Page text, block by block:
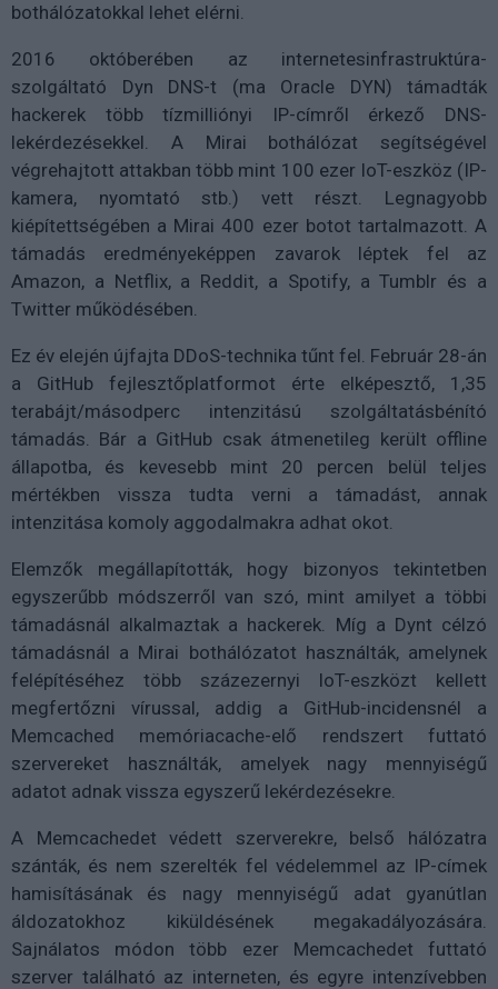
bothálózatokkal lehet elérni.
2016 októberében az internetesinfrastruktúra-
szolgáltató Dyn DNS-t (ma Oracle DYN) támadták
hackerek több tízmilliónyi IP-címről érkező DNS-
lekérdezésekkel. A Mirai bothálózat segítségével
végrehajtott attakban több mint 100 ezer IoT-eszköz (IP-
kamera, nyomtató stb.) vett részt. Legnagyobb
kiépítettségében a Mirai 400 ezer botot tartalmazott. A
támadás eredményeképpen zavarok léptek fel az
Amazon, a Netflix, a Reddit, a Spotify, a Tumblr és a
Twitter működésében.
Ez év elején újfajta DDoS-technika tűnt fel. Február 28-án
a GitHub fejlesztőplatformot érte elképesztő, 1,35
terabájt/másodperc intenzitású szolgáltatásbénító
támadás. Bár a GitHub csak átmenetileg került offline
állapotba, és kevesebb mint 20 percen belül teljes
mértékben vissza tudta verni a támadást, annak
intenzitása komoly aggodalmakra adhat okot.
Elemzők megállapították, hogy bizonyos tekintetben
egyszerűbb módszerről van szó, mint amilyet a többi
támadásnál alkalmaztak a hackerek. Míg a Dynt célzó
támadásnál a Mirai bothálózatot használták, amelynek
felépítéséhez több százezernyi IoT-eszközt kellett
megfertőzni vírussal, addig a GitHub-incidensnél a
Memcached memóriacache-elő rendszert futtató
szervereket használták, amelyek nagy mennyiségű
adatot adnak vissza egyszerű lekérdezésekre.
A Memcachedet védett szerverekre, belső hálózatra
szánták, és nem szerelték fel védelemmel az IP-címek
hamisításának és nagy mennyiségű adat gyanútlan
áldozatokhoz kiküldésének megakadályozására.
Sajnálatos módon több ezer Memcachedet futtató
szerver található az interneten, és egyre intenzívebben